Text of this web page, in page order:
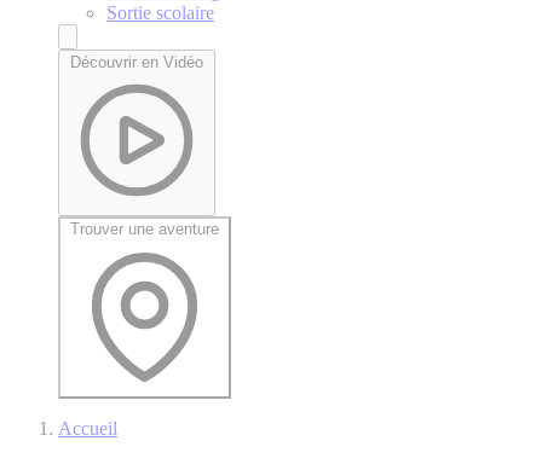
Sortie scolaire
Découvrir en Vidéo
Trouver une aventure
Accueil